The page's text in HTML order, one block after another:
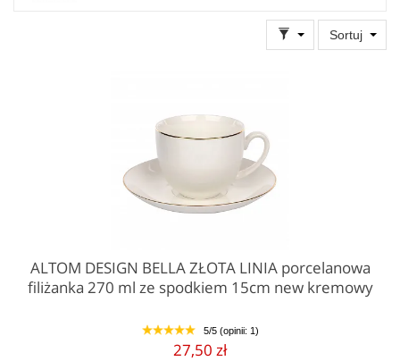
Sortuj
ALTOM DESIGN BELLA ZŁOTA LINIA porcelanowa
filiżanka 270 ml ze spodkiem 15cm new kremowy
1 2 3 4 5 5/5 (opinii: 1)
27,50 zł